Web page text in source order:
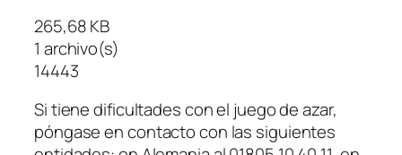
265,68 KB
1 archivo(s)
14443
Si tiene dificultades con el juego de azar,
póngase en contacto con las siguientes